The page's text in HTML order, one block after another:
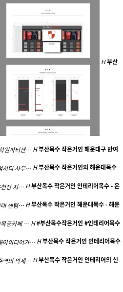
H부산
H부산목수 작은거인 해운대구 반여
H부산목수 작은거인의 해운대목수
H부산목수 작은거인 인테리어목수 - 온
H부산목수 작은거인 해운대목수 - 해운
H#부산목수작은거인 #인테리어목수
H부산목수 작은거인 인테리어목수
H부산목수 작은거인 인테리어의 신